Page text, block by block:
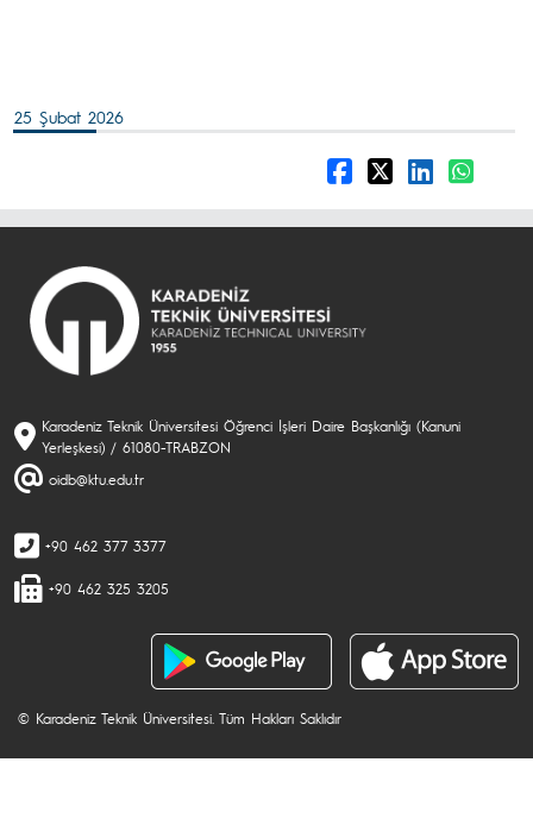
25 Şubat 2026
Karadeniz Teknik Üniversitesi Öğrenci İşleri Daire Başkanlığı (Kanuni
Yerleşkesi) / 61080-TRABZON
oidb@ktu.edu.tr
+90 462 377 3377
+90 462 325 3205
© Karadeniz Teknik Üniversitesi. Tüm Hakları Saklıdır